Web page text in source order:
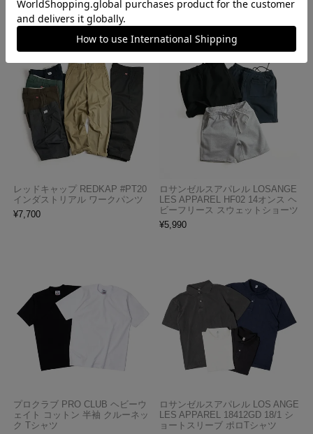
レッドキャップ REDKAP #PT20
インダストリアル ワークパンツ
¥7,700
ロサンゼルスアパレル LOSANGE
LES APPAREL HF02 14オンス ヘ
ビーフリース スウェットショーツ
¥5,990
プロクラブ PRO CLUB ヘビーウ
ェイト コットン 半袖 クルーネッ
ク Tシャツ
ロサンゼルスアパレル LOS ANGE
LES APPAREL 18412GD 18/1 シ
ョートスリーブ ポロTシャツ